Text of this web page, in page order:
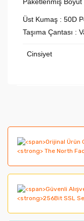
Paketlenmiş
Üst Kumaş : 50D
Taşıma Çantası :
Cinsiyet
formunu
Görüş ve
Ürün resmi
Ürün